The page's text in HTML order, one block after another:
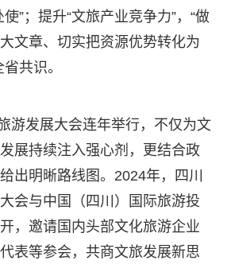
”；提升“文旅产业竞争力”，“做
文章、切实把资源优势转化为
共识。
游发展大会连年举行，不仅为文
展持续注入强心剂，更结合政
出明晰路线图。2024年，四川
会与中国（四川）国际旅游投
，邀请国内头部文化旅游企业
表等参会，共商文旅发展新思